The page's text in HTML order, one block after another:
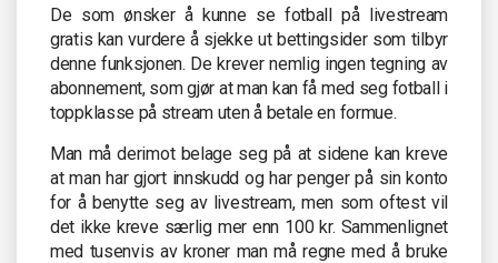
De som ønsker å kunne se fotball på livestream
gratis kan vurdere å sjekke ut bettingsider som tilbyr
denne funksjonen. De krever nemlig ingen tegning av
abonnement, som gjør at man kan få med seg fotball i
toppklasse på stream uten å betale en formue.
Man må derimot belage seg på at sidene kan kreve
at man har gjort innskudd og har penger på sin konto
for å benytte seg av livestream, men som oftest vil
det ikke kreve særlig mer enn 100 kr. Sammenlignet
med tusenvis av kroner man må regne med å bruke